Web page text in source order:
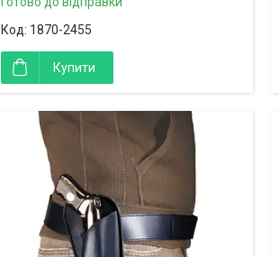
1870-2455
Купити